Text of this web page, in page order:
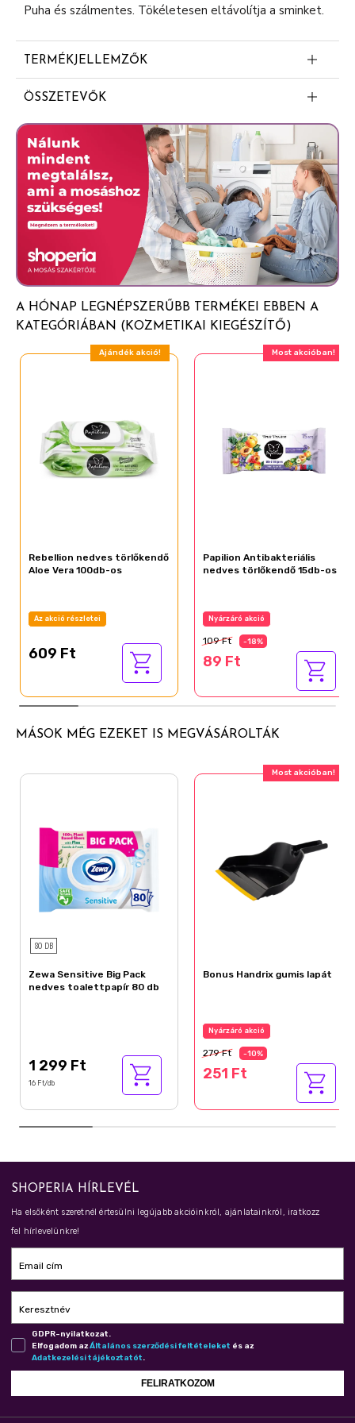
Puha és szálmentes. Tökéletesen eltávolítja a sminket.
TERMÉKJELLEMZŐK
Puha és szálmentes
ÖSSZETEVŐK
100% tiszta pamut
A HÓNAP LEGNÉPSZERŰBB TERMÉKEI EBBEN A
KATEGÓRIÁBAN (KOZMETIKAI KIEGÉSZÍTŐ)
Ajándék akció!
Rebellion nedves törlőkendő
Aloe Vera 100db-os
Az akció részletei
609 Ft
Most akcióban!
Papilion Antibakteriális
nedves törlőkendő 15db-os
Nyárzáró akció
109 Ft -18%
89 Ft
MÁSOK MÉG EZEKET IS MEGVÁSÁROLTÁK
80 DB
Zewa Sensitive Big Pack
nedves toalettpapír 80 db
1 299 Ft
16 Ft/db
Most akcióban!
Bonus Handrix gumis lapát
Nyárzáró akció
279 Ft -10%
251 Ft
SHOPERIA HÍRLEVÉL
Ha elsőként szeretnél értesülni legújabb akcióinkról, ajánlatainkról, iratkozz
fel hírlevelünkre!
Email cím
Keresztnév
GDPR-nyilatkozat.
Elfogadom azÁl­ta­lá­nos szer­ző­dé­si fel­té­te­le­ket és az
Adat­ke­ze­lé­si tá­jé­koz­ta­tót.
FELIRATKOZOM